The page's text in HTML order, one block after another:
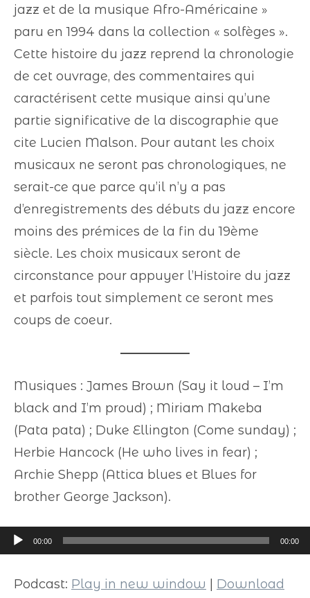
jazz et de la musique Afro-Américaine »
paru en 1994 dans la collection « solfèges ».
Cette histoire du jazz reprend la chronologie
de cet ouvrage, des commentaires qui
caractérisent cette musique ainsi qu’une
partie significative de la discographie que
cite Lucien Malson. Pour autant les choix
musicaux ne seront pas chronologiques, ne
serait-ce que parce qu’il n’y a pas
d’enregistrements des débuts du jazz encore
moins des prémices de la fin du 19ème
siècle. Les choix musicaux seront de
circonstance pour appuyer l’Histoire du jazz
et parfois tout simplement ce seront mes
coups de coeur.
Musiques : James Brown (Say it loud – I’m
black and I’m proud) ; Miriam Makeba
(Pata pata) ; Duke Ellington (Come sunday) ;
Herbie Hancock (He who lives in fear) ;
Archie Shepp (Attica blues et Blues for
brother George Jackson).
Lecteur
audio
00:00 00:00
Podcast: Play in new window Download